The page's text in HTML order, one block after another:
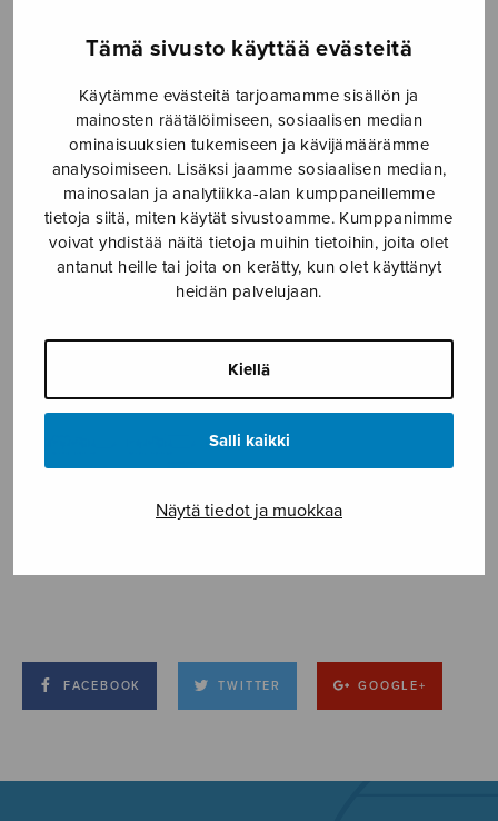
Tämä sivusto käyttää evästeitä
Käytämme evästeitä tarjoamamme sisällön ja
mainosten räätälöimiseen, sosiaalisen median
ominaisuuksien tukemiseen ja kävijämäärämme
analysoimiseen. Lisäksi jaamme sosiaalisen median,
mainosalan ja analytiikka-alan kumppaneillemme
tietoja siitä, miten käytät sivustoamme. Kumppanimme
voivat yhdistää näitä tietoja muihin tietoihin, joita olet
antanut heille tai joita on kerätty, kun olet käyttänyt
heidän palvelujaan.
Kiellä
Salli kaikki
Näytä tiedot ja muokkaa
Etusivu › Media › Kyrie_JH
Kyrie_JH
24.4.2018
FACEBOOK TWITTER GOOGLE+